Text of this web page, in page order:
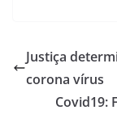
Justiça
corona vírus
Covid19: